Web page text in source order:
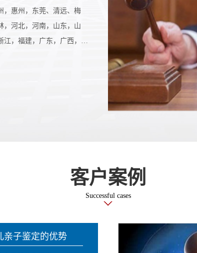
，惠州，东莞、清远、梅
，河北，河南，山东，山
江，福建，广东，广西，四
客户案例
Successful cases
亲子鉴定的优势